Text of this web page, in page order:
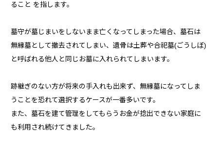
ること を指します。
墓守が墓じまいをしないまま亡くなってしまった場合、墓石は
無縁墓として撤去されてしまい、遺骨は土葬や合祀墓(ごうしぼ)
と呼ばれる他人と同じお墓に入れられてしまいます。
跡継ぎのない方が将来の手入れも出来ず、無縁墓になってしま
うことを恐れて選択するケースが一番多いです。
また、墓石を建て管理をしてもらうお金が捻出できない家庭に
も利用され続けてきました。